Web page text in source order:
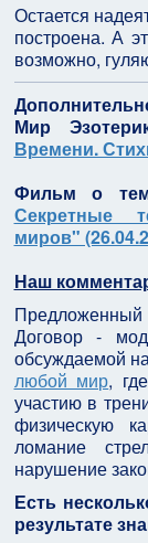
Остается
построена. А
возможно,
Мир
Времени.
Фильм о
Секретные
миров"
Наш
Предложенный
Договор -
обсуждаемой
любой мир,
участию в
физическую
ломание
нарушение
Есть
результате